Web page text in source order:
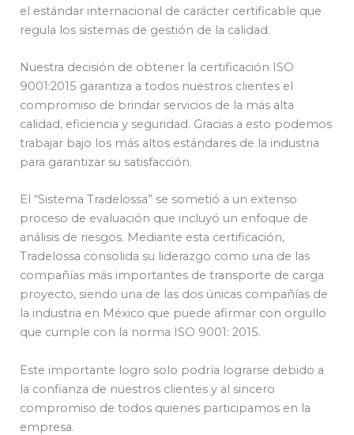
el estándar internacional de carácter certificable que
regula los sistemas de gestión de la calidad.
Nuestra decisión de obtener la certificación ISO
9001:2015 garantiza a todos nuestros clientes el
compromiso de brindar servicios de la más alta
calidad, eficiencia y seguridad. Gracias a esto podemos
trabajar bajo los más altos estándares de la industria
para garantizar su satisfacción.
El “Sistema Tradelossa” se sometió a un extenso
proceso de evaluación que incluyó un enfoque de
análisis de riesgos. Mediante esta certificación,
Tradelossa consolida su liderazgo como una de las
compañías más importantes de transporte de carga
proyecto, siendo una de las dos únicas compañías de
la industria en México que puede afirmar con orgullo
que cumple con la norma ISO 9001: 2015.
Este importante logro solo podría lograrse debido a
la confianza de nuestros clientes y al sincero
compromiso de todos quienes participamos en la
empresa.